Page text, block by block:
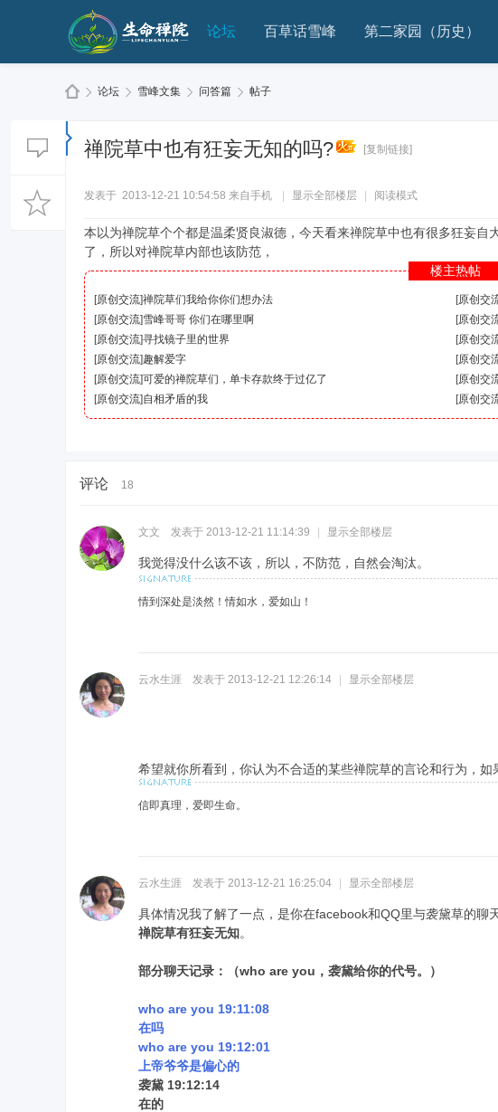
论坛 百草话雪峰 第二家园（历史）
论坛 雪峰文集 问答篇 帖子
禅院草中也有狂妄无知的吗? [复制链接]
发表于 2013-12-21 10:54:58 来自手机 显示全部楼层 阅读模式
本以为禅院草个个都是温柔贤良淑德，今天看来禅院草中也有很多狂妄自
了，所以对禅院草内部也该防范，
楼主热帖
禅院草们我给你你们想办法
[原创交流] [原创交
雪峰哥哥 你们在哪里啊
[原创交流] [原创交
寻找镜子里的世界
[原创交流] [原创交
趣解爱字
[原创交流] [原创交
可爱的禅院草们，单卡存款终于过亿了
[原创交流] [原创交
自相矛盾的我
[原创交流] [原创交
评论 18
文文 发表于 2013-12-21 11:14:39 显示全部楼层
我觉得没什么该不该，所以，不防范，自然会淘汰。
情到深处是淡然！情如水，爱如山！
云水生涯 发表于 2013-12-21 12:26:14 显示全部楼层
希望就你所看到，你认为不合适的某些禅院草的言论和行为，
信即真理，爱即生命。
云水生涯 发表于 2013-12-21 16:25:04 显示全部楼层
具体情况我了解了一点，是你在facebook和QQ里与袭黛草的聊
禅院草有狂妄无知。
部分聊天记录：（who are you，袭黛给你的代号。）
who are you 19:11:08
在吗
who are you 19:12:01
上帝爷爷是偏心的
袭黛 19:12:14
在的